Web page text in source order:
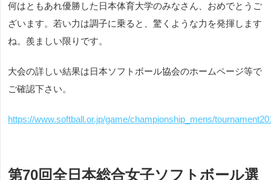
何はともあれ優勝した日本体育大学のみなさん、おめでとうご
ざいます。若い力は調子に乗ると、驚くような力を発揮します
ね。羨ましい限りです。
大会の詳しい結果は日本ソフトボール協会のホームページ等で
ご確認下さい。
https://www.softball.or.jp/game/championship_mens/
第70回全日本総合女子ソフトボール選